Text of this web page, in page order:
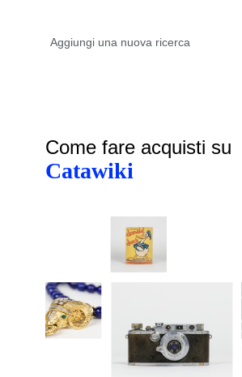
Come fare acquisti su
Catawiki